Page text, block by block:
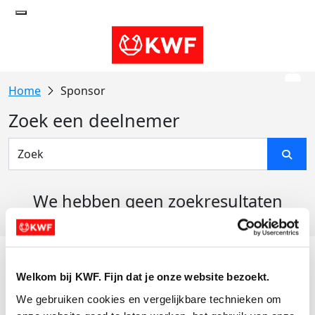
Welkom bij KWF. Fijn dat je onze website bezoekt.
We gebruiken cookies en vergelijkbare technieken om
Sponsor
Zoek een deelnemer
We hebben geen zoekresultaten
Actiematerialen
Evenementen